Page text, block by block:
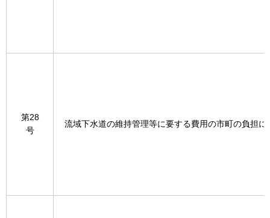
第28
号
流域下水道の維持管理等に要する費用の市町の負担に